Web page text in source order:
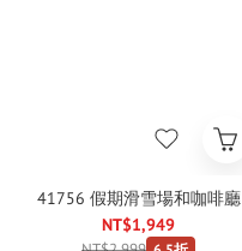
41756 假期滑雪場和咖啡廳
NT$1,949